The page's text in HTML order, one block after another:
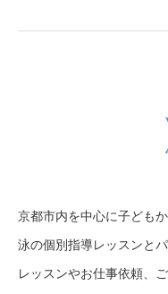
京都市内を中心に子ども
泳の個別指導レッスンと
レッスンやお仕事依頼、